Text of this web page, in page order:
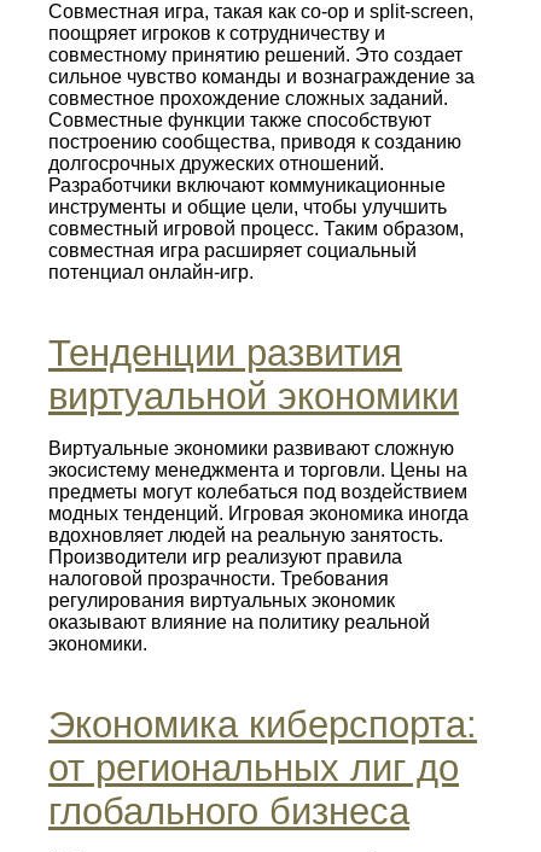
Совместная игра, такая как co-op и split-screen,
поощряет игроков к сотрудничеству и
совместному принятию решений. Это создает
сильное чувство команды и вознаграждение за
совместное прохождение сложных заданий.
Совместные функции также способствуют
построению сообщества, приводя к созданию
долгосрочных дружеских отношений.
Разработчики включают коммуникационные
инструменты и общие цели, чтобы улучшить
совместный игровой процесс. Таким образом,
совместная игра расширяет социальный
потенциал онлайн-игр.
Тенденции развития
виртуальной экономики
Виртуальные экономики развивают сложную
экосистему менеджмента и торговли. Цены на
предметы могут колебаться под воздействием
модных тенденций. Игровая экономика иногда
вдохновляет людей на реальную занятость.
Производители игр реализуют правила
налоговой прозрачности. Требования
регулирования виртуальных экономик
оказывают влияние на политику реальной
экономики.
Экономика киберспорта:
от региональных лиг до
глобального бизнеса